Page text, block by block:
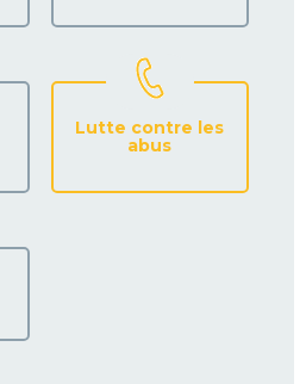
Lutte contre les
abus